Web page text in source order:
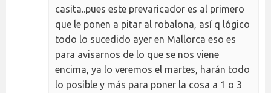
casita..pues este prevaricador es al primero
que le ponen a pitar al robalona, así q lógico
todo lo sucedido ayer en Mallorca eso es
para avisarnos de lo que se nos viene
encima, ya lo veremos el martes, harán todo
lo posible y más para poner la cosa a 1 o 3